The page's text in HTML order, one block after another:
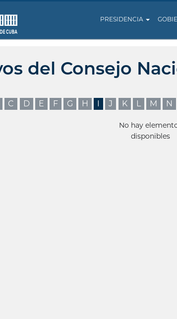
PRESIDENCIA
del Consejo
C D E F G H I J K L M N
No hay
disponibles